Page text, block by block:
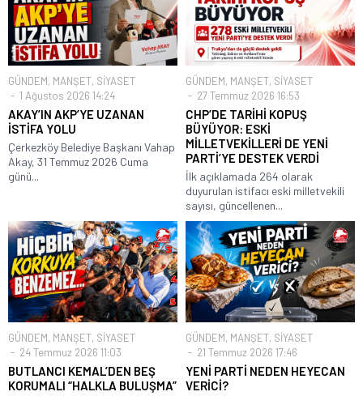
GÜNDEM, MANŞET, SİYASET
1 Ağustos 2026 14:24
AKAY’IN AKP’YE UZANAN
İSTİFA YOLU
Çerkezköy Belediye Başkanı Vahap
Akay, 31 Temmuz 2026 Cuma
günü...
GÜNDEM, MANŞET, SİYASET
27 Temmuz 2026 16:53
CHP’DE TARİHİ KOPUŞ
BÜYÜYOR: ESKİ
MİLLETVEKİLLERİ DE YENİ
PARTİ’YE DESTEK VERDİ
İlk açıklamada 264 olarak
duyurulan istifacı eski milletvekili
sayısı, güncellenen...
GÜNDEM, MANŞET, SİYASET
24 Temmuz 2026 11:03
BUTLANCI KEMAL’DEN BEŞ
KORUMALI “HALKLA BULUŞMA”
GÜNDEM, MANŞET, SİYASET
21 Temmuz 2026 17:46
YENİ PARTİ NEDEN HEYECAN
VERİCİ?